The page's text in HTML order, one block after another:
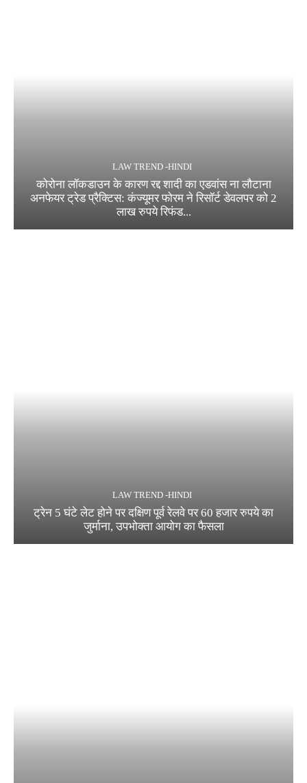
LAW TREND -HINDI
कोरोना लॉकडाउन के कारण रद्द शादी का एडवांस ना लौटाना
अनफेयर ट्रेड प्रैक्टिस: कंज्यूमर फोरम ने रिसॉर्ट डेवलपर को 2
लाख रुपये रिफंड...
LAW TREND -HINDI
ट्रेन 5 घंटे लेट होने पर दक्षिण पूर्व रेलवे पर 60 हजार रुपये का
जुर्माना, उपभोक्ता आयोग का फैसला